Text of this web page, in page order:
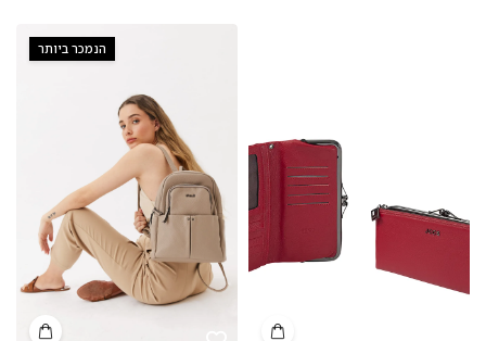
הנמכר ביותר